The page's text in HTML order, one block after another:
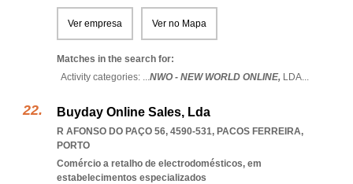
Ver empresa Ver no Mapa
Matches in the search for:
Activity categories: ...NWO - NEW WORLD ONLINE, LDA...
Buyday Online Sales, Lda
R AFONSO DO PAÇO 56, 4590-531, PACOS FERREIRA,
PORTO
Comércio a retalho de electrodomésticos, em
estabelecimentos especializados